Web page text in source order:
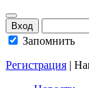
Запомнить
Регистрация |